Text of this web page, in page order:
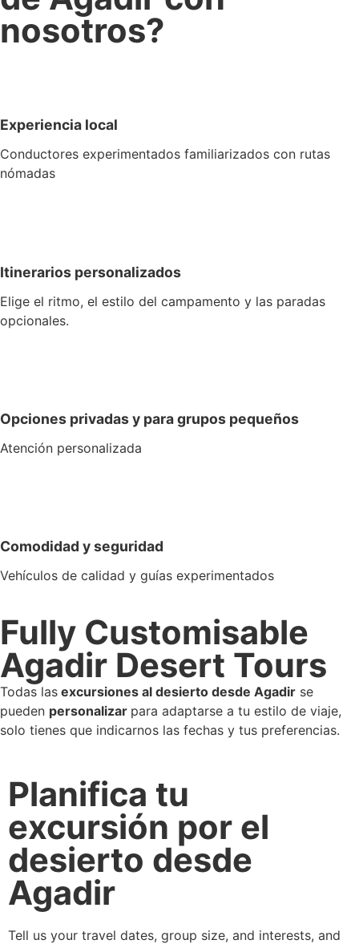
nosotros?
Experiencia local
Conductores experimentados familiarizados con rutas
nómadas
Itinerarios personalizados
Elige el ritmo, el estilo del campamento y las paradas
opcionales.
Opciones privadas y para grupos pequeños
Atención personalizada
Comodidad y seguridad
Vehículos de calidad y guías experimentados
Fully Customisable
Agadir Desert Tours
Todas las excursiones al desierto desde Agadir se
pueden personalizar para adaptarse a tu estilo de viaje,
solo tienes que indicarnos las fechas y tus preferencias.
Planifica tu
excursión por el
desierto desde
Agadir
Tell us your travel dates, group size, and interests, and